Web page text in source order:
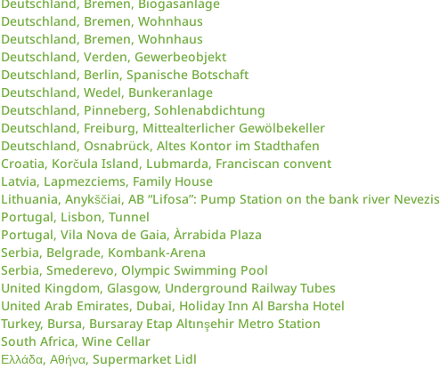
Deutschland, Bremen, Wohnhaus
Deutschland, Bremen, Wohnhaus
Deutschland, Verden, Gewerbeobjekt
Deutschland, Berlin, Spanische Botschaft
Deutschland, Wedel, Bunkeranlage
Deutschland, Pinneberg, Sohlenabdichtung
Deutschland, Freiburg, Mittealterlicher Gewölbekeller
Deutschland, Osnabrück, Altes Kontor im Stadthafen
Croatia, Korčula Island, Lubmarda, Franciscan convent
Latvia, Lapmezciems, Family House
Lithuania, Anykščiai, AB “Lifosa”: Pump Station on the bank river Nevezis
Portugal, Lisbon, Tunnel
Portugal, Vila Nova de Gaia, Àrrabida Plaza
Serbia, Belgrade, Kombank-Arena
Serbia, Smederevo, Olympic Swimming Pool
United Kingdom, Glasgow, Underground Railway Tubes
United Arab Emirates, Dubai, Holiday Inn Al Barsha Hotel
Turkey, Bursa, Bursaray Etap Altınşehir Metro Station
South Africa, Wine Cellar
Ελλάδα, Αθήνα, Supermarket Lidl